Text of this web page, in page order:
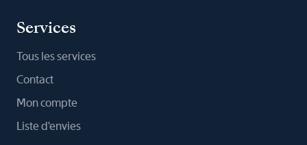
Services
Tous les services
Contact
Mon compte
Liste d'envies